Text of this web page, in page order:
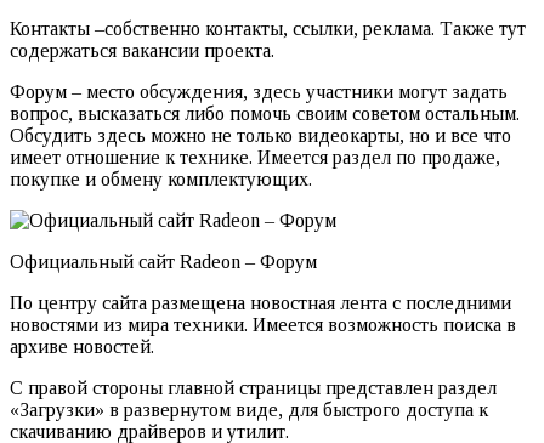
Контакты –собственно контакты, ссылки, реклама. Также тут
содержаться вакансии проекта.
Форум – место обсуждения, здесь участники могут задать
вопрос, высказаться либо помочь своим советом остальным.
Обсудить здесь можно не только видеокарты, но и все что
имеет отношение к технике. Имеется раздел по продаже,
покупке и обмену комплектующих.
Официальный сайт Radeon – Форум
По центру сайта размещена новостная лента с последними
новостями из мира техники. Имеется возможность поиска в
архиве новостей.
С правой стороны главной страницы представлен раздел
«Загрузки» в развернутом виде, для быстрого доступа к
скачиванию драйверов и утилит.